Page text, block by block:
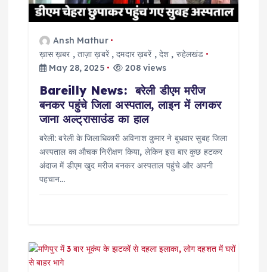
Ansh Mathur
ख़ास ख़बर ,ताज़ा ख़बरें,दमदार ख़बरें , देश , रुहेलखंड
May 28, 2025
208 views
Bareilly News: बरेली डीएम मरीज
बनकर पहुंचे जिला अस्पताल, लाइन में लगकर
जाना अल्ट्रासाउंड का हाल
बरेली: बरेली के जिलाधिकारी अविनाश कुमार ने बुधवार सुबह जिला
अस्पताल का औचक निरीक्षण किया, लेकिन इस बार कुछ हटकर
अंदाज में डीएम खुद मरीज बनकर अस्पताल पहुंचे और अपनी
पहचान…